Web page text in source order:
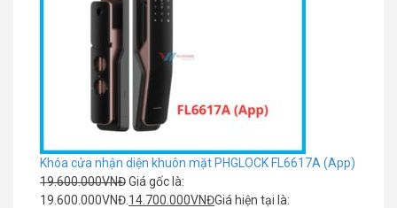
Khóa cửa nhận diện khuôn mặt PHGLOCK FL6617A (App)
19.600.000VNĐGiá gốc là:
19.600.000VNĐ. 14.700.000VNĐGiá hiện tại là: